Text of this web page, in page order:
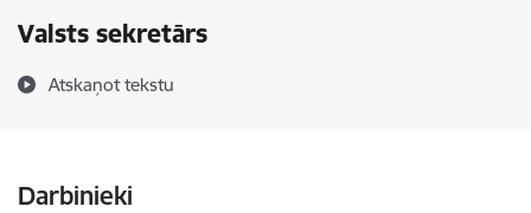
Valsts sekretārs
Atskaņot tekstu
Darbinieki